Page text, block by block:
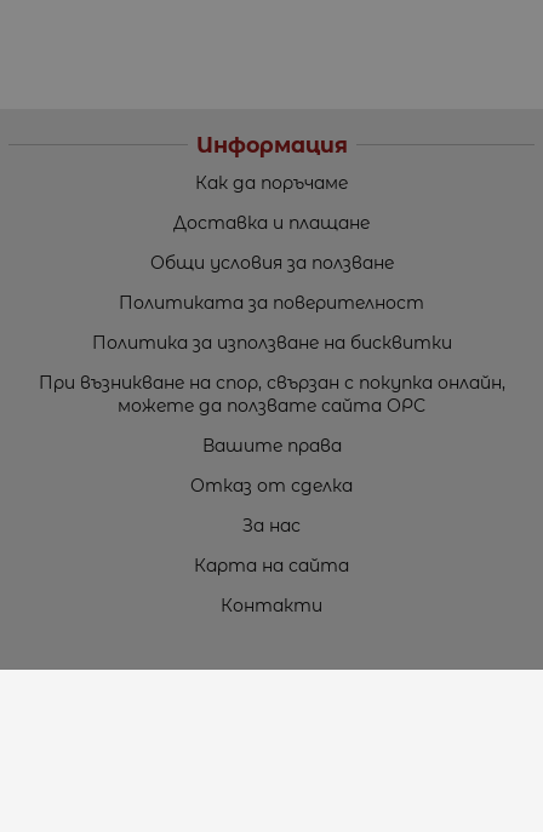
Информация
Как да поръчаме
Доставка и плащане
Общи условия за ползване
Политиката за поверителност
Политика за използване на бисквитки
При възникване на спор, свързан с покупка онлайн,
можете да ползвате сайта ОРС
Вашите права
Отказ от сделка
За нас
Карта на сайта
Контакти